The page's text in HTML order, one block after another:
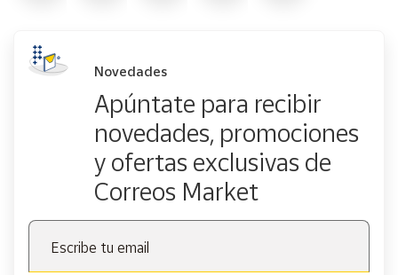
Novedades
Apúntate para recibir
novedades, promociones
y ofertas exclusivas de
Correos Market
Escribe tu email